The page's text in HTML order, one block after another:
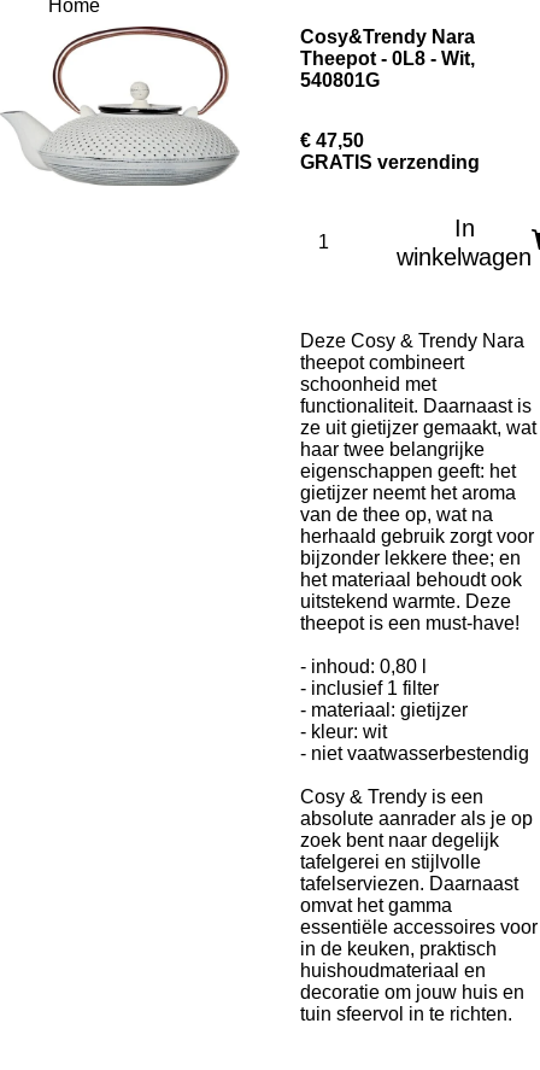
Home
Cosy&Trendy Nara
Theepot - 0L8 - Wit,
540801G
€ 47,50
GRATIS verzending
In
winkelwagen
Deze Cosy & Trendy Nara
theepot combineert
schoonheid met
functionaliteit. Daarnaast is
ze uit gietijzer gemaakt, wat
haar twee belangrijke
eigenschappen geeft: het
gietijzer neemt het aroma
van de thee op, wat na
herhaald gebruik zorgt voor
bijzonder lekkere thee; en
het materiaal behoudt ook
uitstekend warmte. Deze
theepot is een must-have!
- inhoud: 0,80 l
- inclusief 1 filter
- materiaal: gietijzer
- kleur: wit
- niet vaatwasserbestendig
Cosy & Trendy is een
absolute aanrader als je op
zoek bent naar degelijk
tafelgerei en stijlvolle
tafelserviezen. Daarnaast
omvat het gamma
essentiële accessoires voor
in de keuken, praktisch
huishoudmateriaal en
decoratie om jouw huis en
tuin sfeervol in te richten.